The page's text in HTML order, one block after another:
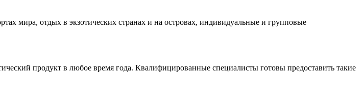
мира, отдых в экзотических странах и на островах, индивидуальные и групповые
продукт в любое время года. Квалифицированные специалисты готовы предоставить такие